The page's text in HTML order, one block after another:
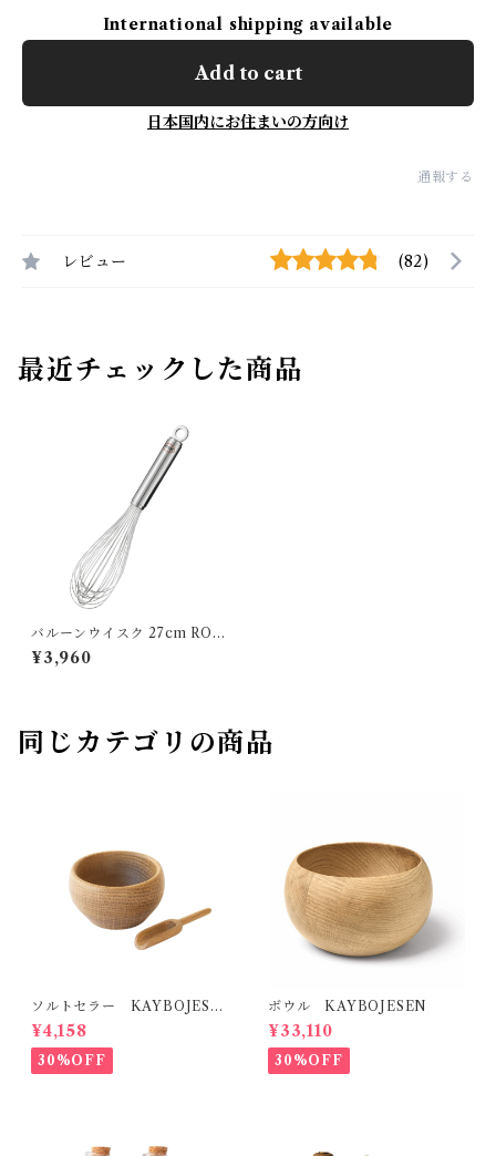
International shipping available
Add to cart
日本国内にお住まいの方向け
通報する
レビュー (82)
最近チェックした商品
バルーンウイスク 27cm ROS
LE
¥3,960
同じカテゴリの商品
ソルトセラー KAYBOJESE
N
¥4,158
30%OFF
ボウル KAYBOJESEN
¥33,110
30%OFF